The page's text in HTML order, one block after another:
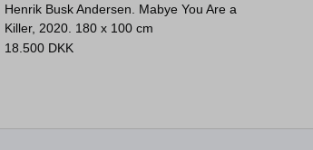
Henrik Busk Andersen. Mabye You Are a
Killer, 2020. 180 x 100 cm
18.500 DKK